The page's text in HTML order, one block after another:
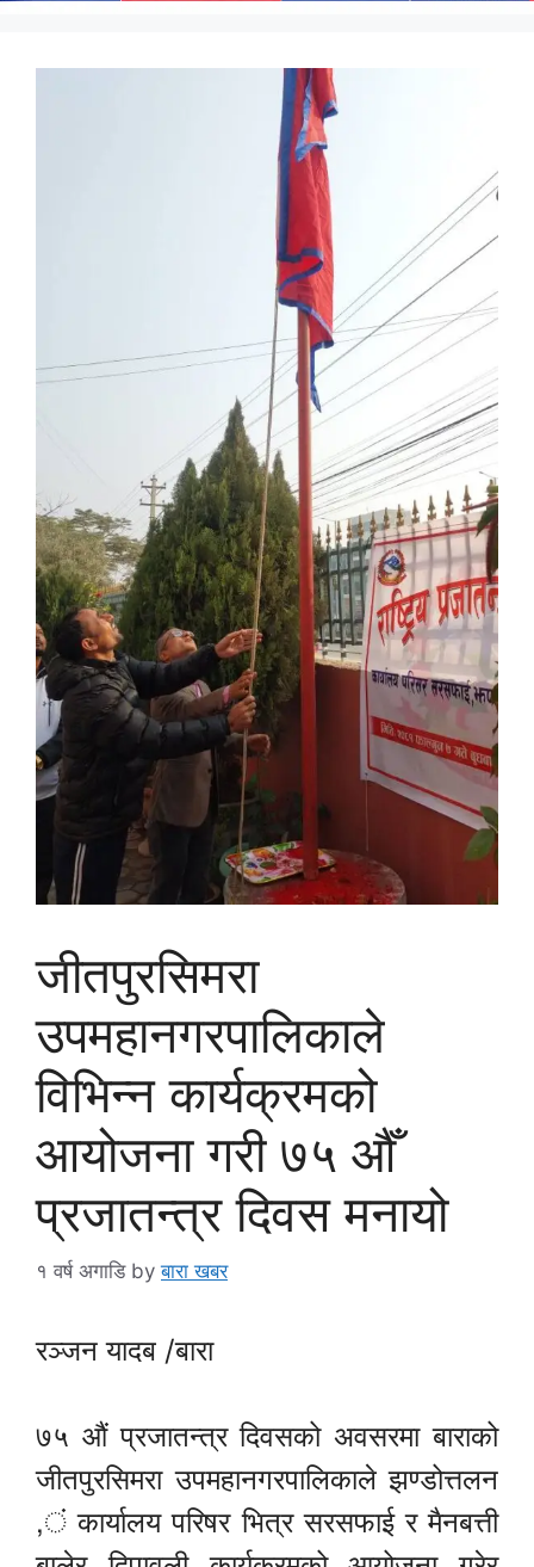
जीतपुरसिमरा
उपमहानगरपालिकाले
विभिन्न कार्यक्रमको
आयोजना गरी ७५ औँ
प्रजातन्त्र दिवस मनायो
१ वर्ष अगाडि byबारा खबर
रञ्जन यादब /बारा
७५ औं प्रजातन्त्र दिवसको अवसरमा बाराको
जीतपुरसिमरा उपमहानगरपालिकाले झण्डोत्तलन
,ं कार्यालय परिषर भित्र सरसफाई र मैनबत्ती